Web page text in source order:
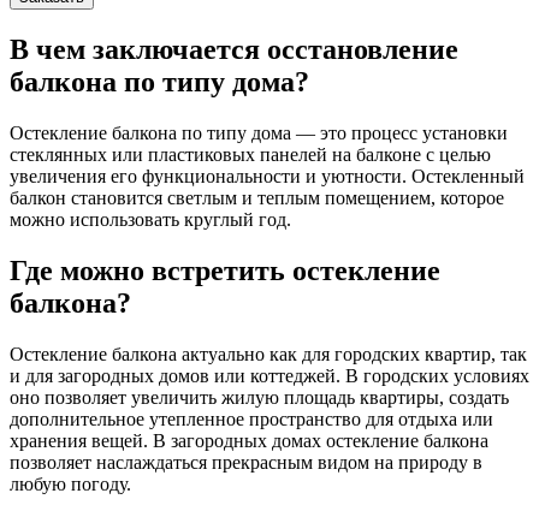
В чем заключается осстановление
балкона по типу дома?
Остекление балкона по типу дома — это процесс установки
стеклянных или пластиковых панелей на балконе с целью
увеличения его функциональности и уютности. Остекленный
балкон становится светлым и теплым помещением, которое
можно использовать круглый год.
Где можно встретить остекление
балкона?
Остекление балкона актуально как для городских квартир, так
и для загородных домов или коттеджей. В городских условиях
оно позволяет увеличить жилую площадь квартиры, создать
дополнительное утепленное пространство для отдыха или
хранения вещей. В загородных домах остекление балкона
позволяет наслаждаться прекрасным видом на природу в
любую погоду.